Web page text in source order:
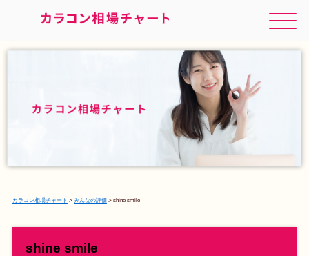
カラコン相場チャート > みんなの評価> shine smile
shine smile